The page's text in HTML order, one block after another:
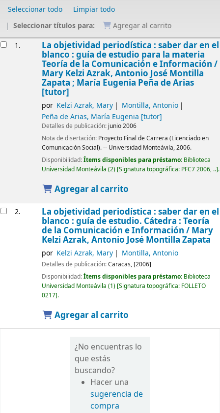
Seleccionar todo
Limpiar todo
Seleccionar títulos para:
Agregar al carrito
1. La objetividad periodística : saber dar en el
blanco : guía de estudio para la materia
Teoría de la Comunicación e Información /
Mary Kelzi Azrak, Antonio José Montilla
Zapata ; María Eugenia Peña de Arias
[tutor]
por Kelzi Azrak, Mary
Montilla, Antonio
Peña de Arias, María Eugenia [tutor]
Detalles de publicación: junio 2006
Nota de disertación: Proyecto Final de Carrera (Licenciado en
Comunicación Social). -- Universidad Monteávila, 2006.
Disponibilidad:Ítems disponibles para préstamo: Biblioteca
Universidad Monteávila (2) Signatura topográfica: PFC7 2006, .. .
Agregar al carrito
2. La objetividad periodística : saber dar en el
blanco : guía de estudio. Cátedra : Teoría
de la Comunicación e Información / Mary
Kelzi Azrak, Antonio José Montilla Zapata
por Kelzi Azrak, Mary Montilla, Antonio
Detalles de publicación:Caracas, [2006]
Disponibilidad:Ítems disponibles para préstamo: Biblioteca
Universidad Monteávila (1) Signatura topográfica: FOLLETO
0217 .
Agregar al carrito
¿No encuentras lo
que estás
buscando?
Hacer una
sugerencia de
compra